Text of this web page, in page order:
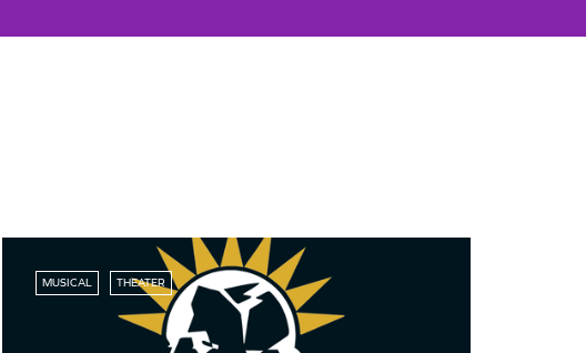
MUSICAL THEATER